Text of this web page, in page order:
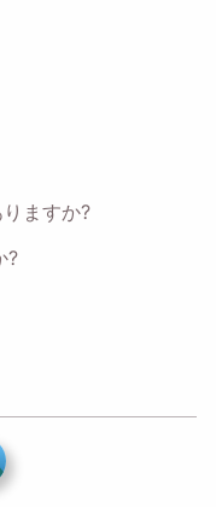
ますか?
?